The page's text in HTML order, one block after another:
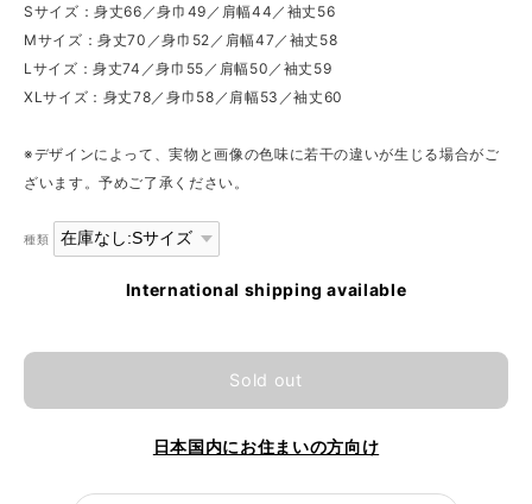
Sサイズ：身丈66／身巾49／肩幅44／袖丈56
Mサイズ：身丈70／身巾52／肩幅47／袖丈58
Lサイズ：身丈74／身巾55／肩幅50／袖丈59
XLサイズ：身丈78／身巾58／肩幅53／袖丈60
※デザインによって、実物と画像の色味に若干の違いが生じる場合がご
ざいます。予めご了承ください。
種類
International shipping available
Sold out
日本国内にお住まいの方向け